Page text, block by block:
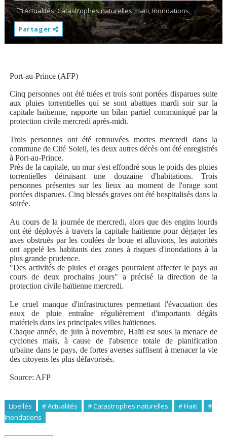
Actualités,Catastrophes naturelles,Haïti,Inondations,
Partager
Port-au-Prince (AFP)
Cinq personnes ont été tuées et trois sont portées disparues suite
aux pluies torrentielles qui se sont abattues mardi soir sur la
capitale haïtienne, rapporte un bilan partiel communiqué par la
protection civile mercredi après-midi.
Trois personnes ont été retrouvées mortes mercredi dans la
commune de Cité Soleil, les deux autres décès ont été enregistrés
à Port-au-Prince.
Près de la capitale, un mur s'est effondré sous le poids des pluies
torrentielles détruisant une douzaine d'habitations. Trois
personnes présentes sur les lieux au moment de l'orage sont
portées disparues. Cinq blessés graves ont été hospitalisés dans la
soirée.
Au cours de la journée de mercredi, alors que des engins lourds
ont été déployés à travers la capitale haïtienne pour dégager les
axes obstrués par les coulées de boue et alluvions, les autorités
ont appelé les habitants des zones à risques d'inondations à la
plus grande prudence.
"Des activités de pluies et orages pourraient affecter le pays au
cours de deux prochains jours" a précisé la direction de la
protection civile haïtienne mercredi.
Le cruel manque d'infrastructures permettant l'évacuation des
eaux de pluie entraîne régulièrement d'importants dégâts
matériels dans les principales villes haïtiennes.
Chaque année, de juin à novembre, Haïti est sous la menace de
cyclones mais, à cause de l'absence totale de planification
urbaine dans le pays, de fortes averses suffisent à menacer la vie
des citoyens les plus défavorisés.
Source: AFP
Libellés # Actualités # Catastrophes naturelles # Haïti
#
Inondations